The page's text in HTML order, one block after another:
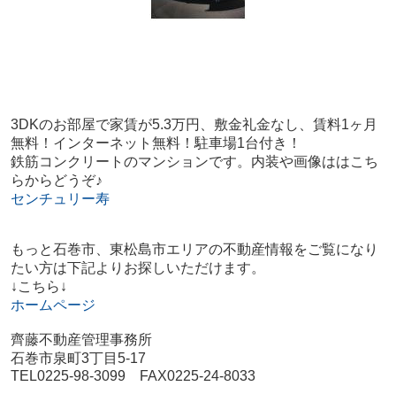
3DKのお部屋で家賃が5.3万円、敷金礼金なし、賃料1ヶ月
無料！インターネット無料！駐車場1台付き！
鉄筋コンクリートのマンションです。内装や画像ははこち
らからどうぞ♪
センチュリー寿
もっと石巻市、東松島市エリアの不動産情報をご覧になり
たい方は下記よりお探しいただけます。
↓こちら↓
ホームページ
齊藤不動産管理事務所
石巻市泉町3丁目5-17
TEL0225-98-3099 FAX0225-24-8033